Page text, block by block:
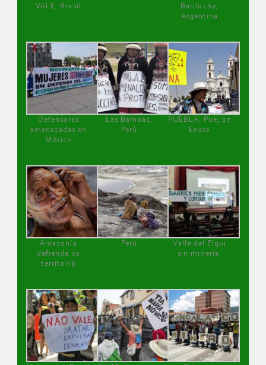
VALE, Brasil
Bariloche,
Argentina
Defensoras
amenazadas en
México
Las Bambas,
Perú
PUEBLA, Pue, 27
Enero
Amazonía
defiende su
territorio
Perú
Valle del Elqui
sin minería.